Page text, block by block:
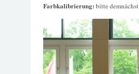
Farbkalibrierung: bitte